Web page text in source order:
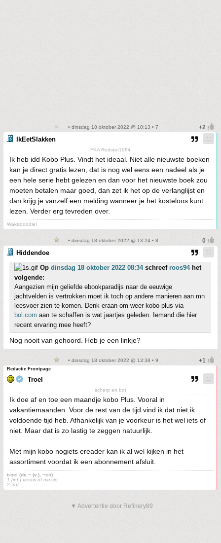
• dinsdag 18 oktober 2022 @ 10:13 • 7
IkEetSlakken
FKA Redster1984
Ik heb idd Kobo Plus. Vindt het ideaal. Niet alle nieuwste boeken
kan je direct gratis lezen, dat is nog wel eens een nadeel als je
een hele serie hebt gelezen en dan voor het nieuwste boek zou
moeten betalen maar goed, dan zet ik het op de verlanglijst en
dan krijg je vanzelf een melding wanneer je het kosteloos kunt
lezen. Verder erg tevreden over.
Wakadoodle!
• dinsdag 18 oktober 2022 @ 13:24 • 8
Hiddendoe
Op dinsdag 18 oktober 2022 08:34schreef roos94het
volgende:
Aangezien mijn geliefde ebookparadijs naar de eeuwige
jachtvelden is vertrokken moet ik toch op andere manieren aan mn
leesvoer zien te komen. Denk eraan om weer kobo plus via
bol.com aan te schaffen is wat jaartjes geleden. Iemand die hier
recent ervaring mee heeft?
Nog nooit van gehoord. Heb je een linkje?
• dinsdag 18 oktober 2022 @ 13:38 • 9
Redactie Frontpage
Troel
scherp en bot
Ik doe af en toe een maandje kobo Plus. Vooral in
vakantiemaanden. Voor de rest van de tijd vind ik dat niet ik
voldoende tijd heb. Afhankelijk van je voorkeur is het wel iets of
niet. Maar dat is zo lastig te zeggen natuurlijk.
Met mijn kobo nogiets ereader kan ik al wel kijken in het
assortiment voordat ik een abonnement afsluit.
troel (de ~ (v.), ~en)
1 [inf.] vrouw of meisje
2 trut
▼ Advertentie door Refinery89